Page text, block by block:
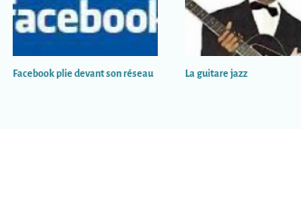
Facebook plie devant son réseau La guitare jazz